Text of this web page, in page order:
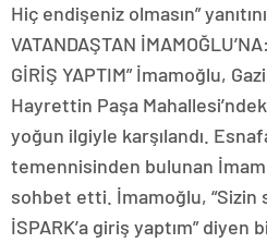
Hiç endişeniz olmasın”
VATANDAŞTAN
GİRİŞ YAPTIM” İmamoğlu,
Hayrettin Paşa
yoğun ilgiyle karşılandı.
temennisinden bulunan
sohbet etti. İmamoğlu, “Sizin
İSPARK’a giriş yaptım” diyen